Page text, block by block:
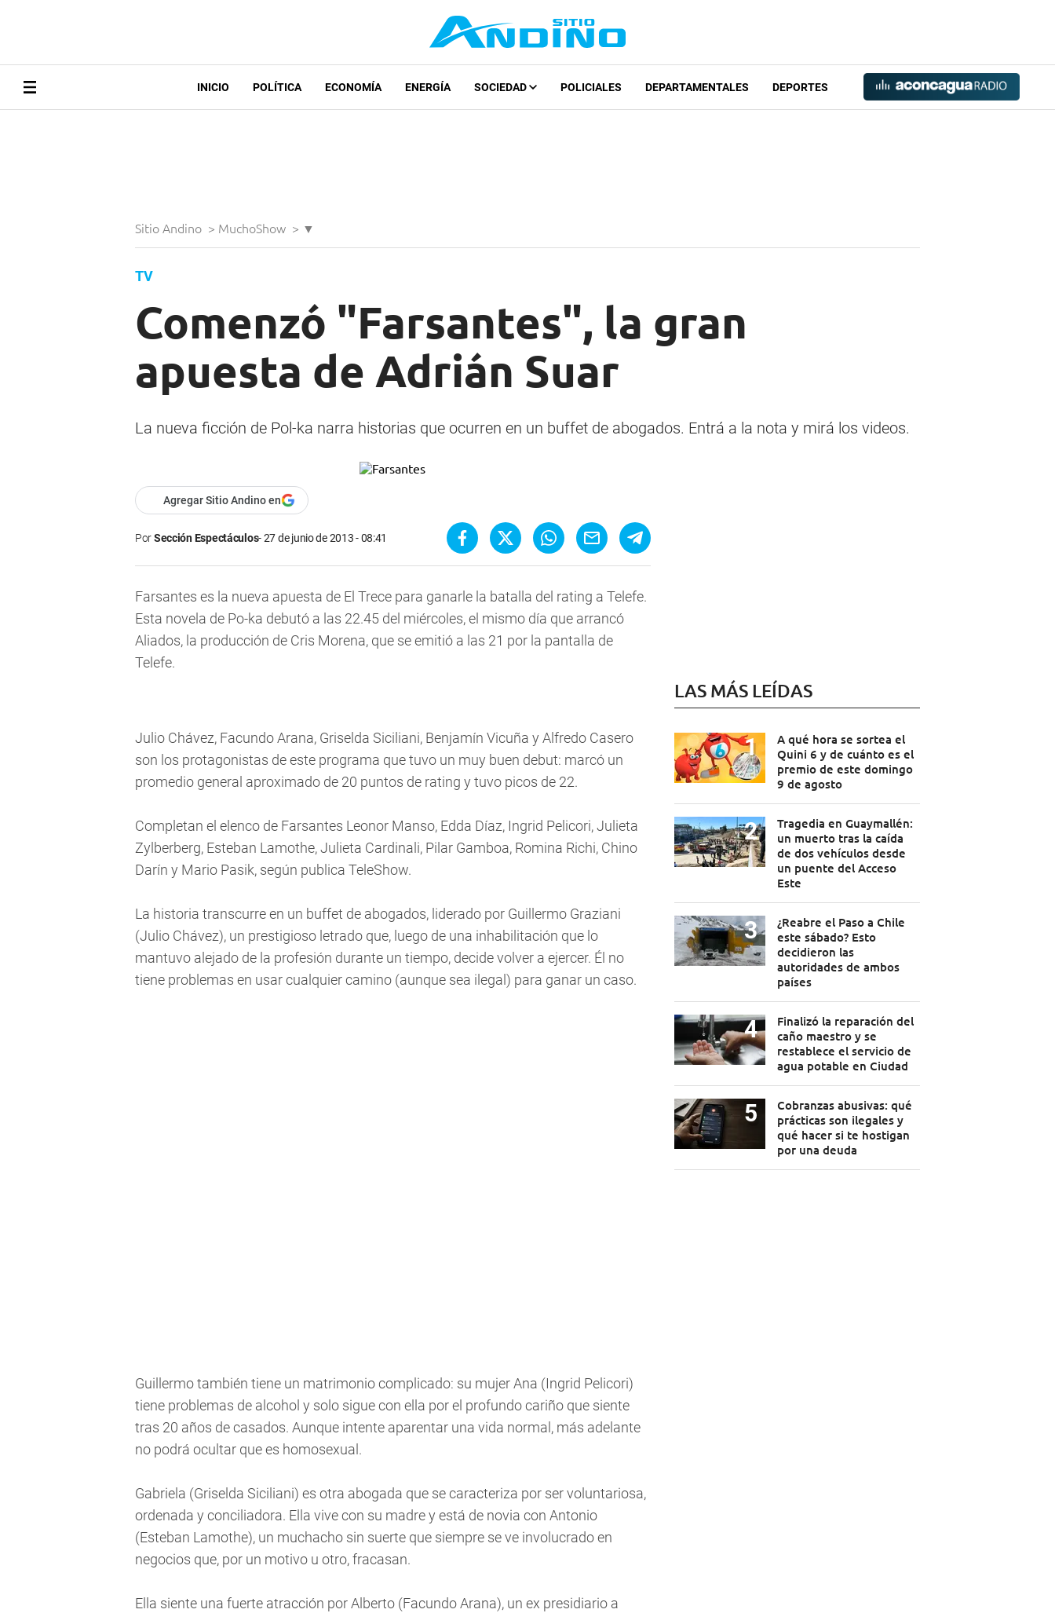
INICIO POLÍTICA ECONOMÍA ENERGÍA SOCIEDAD POLICIALES DEPARTAMENTALES DEPORTES
Sitio Andino > MuchoShow > ▼
TV
Comenzó "Farsantes", la gran
apuesta de Adrián Suar
La nueva ficción de Pol-ka narra historias que ocurren en un buffet de abogados. Entrá a la nota y mirá los videos.
Agregar Sitio Andino en
PorSección Espectáculos 27 de junio de 2013 - 08:41
Farsantes es la nueva apuesta de El Trece para ganarle la batalla del rating a Telefe.
Esta novela de Po-ka debutó a las 22.45 del miércoles, el mismo día que arrancó
Aliados, la producción de Cris Morena, que se emitió a las 21 por la pantalla de
Telefe.
Julio Chávez, Facundo Arana, Griselda Siciliani, Benjamín Vicuña y Alfredo Casero
son los protagonistas de este programa que tuvo un muy buen debut: marcó un
promedio general aproximado de 20 puntos de rating y tuvo picos de 22.
Completan el elenco de Farsantes Leonor Manso, Edda Díaz, Ingrid Pelicori, Julieta
Zylberberg, Esteban Lamothe, Julieta Cardinali, Pilar Gamboa, Romina Richi, Chino
Darín y Mario Pasik, según publica TeleShow.
La historia transcurre en un buffet de abogados, liderado por Guillermo Graziani
(Julio Chávez), un prestigioso letrado que, luego de una inhabilitación que lo
mantuvo alejado de la profesión durante un tiempo, decide volver a ejercer. Él no
tiene problemas en usar cualquier camino (aunque sea ilegal) para ganar un caso.
Guillermo también tiene un matrimonio complicado: su mujer Ana (Ingrid Pelicori)
tiene problemas de alcohol y solo sigue con ella por el profundo cariño que siente
tras 20 años de casados. Aunque intente aparentar una vida normal, más adelante
no podrá ocultar que es homosexual.
Gabriela (Griselda Siciliani) es otra abogada que se caracteriza por ser voluntariosa,
ordenada y conciliadora. Ella vive con su madre y está de novia con Antonio
(Esteban Lamothe), un muchacho sin suerte que siempre se ve involucrado en
negocios que, por un motivo u otro, fracasan.
Ella siente una fuerte atracción por Alberto (Facundo Arana), un ex presidiario a
LAS MÁS LEÍDAS
A qué hora se sortea el
Quini 6 y de cuánto es el
premio de este domingo
9 de agosto
Tragedia en Guaymallén:
un muerto tras la caída
de dos vehículos desde
un puente del Acceso
Este
¿Reabre el Paso a Chile
este sábado? Esto
decidieron las
autoridades de ambos
países
Finalizó la reparación del
caño maestro y se
restablece el servicio de
agua potable en Ciudad
Cobranzas abusivas: qué
prácticas son ilegales y
qué hacer si te hostigan
por una deuda